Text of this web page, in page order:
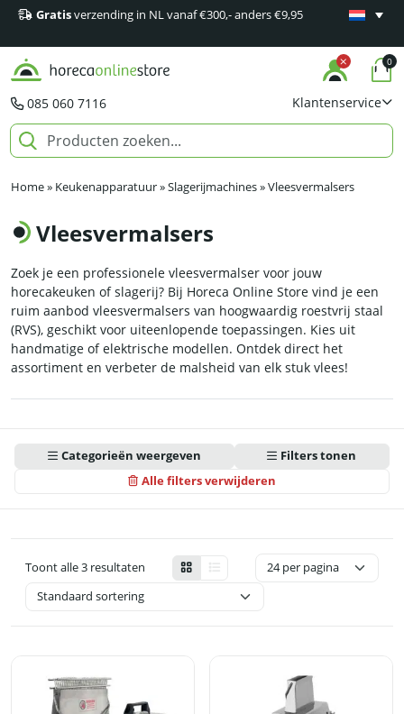
Gratisverzending in NL vanaf €300,- anders €9,95
Minimaal
085 060 7116 Klantenservice
0
Home» Keukenapparatuur»Slagerijmachines»Vleesvermalsers
Vleesvermalsers
Zoek je een professionele vleesvermalser voor jouw
horecakeuken of slagerij? Bij Horeca Online Store vind je een
ruim aanbod vleesvermalsers van hoogwaardig roestvrij staal
(RVS), geschikt voor uiteenlopende toepassingen. Kies uit
handmatige of elektrische modellen. Ontdek direct het
assortiment en verbeter de malsheid van elk stuk vlees!
Categorieën weergeven
Alle filters verwijderen
Filters tonen
Toont alle 3 resultaten